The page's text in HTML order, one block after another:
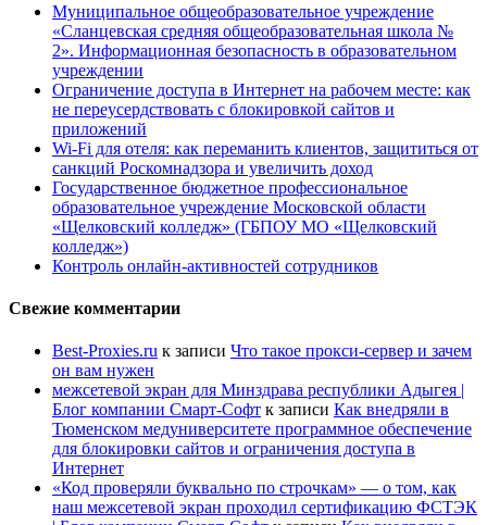
Муниципальное общеобразовательное учреждение
«Сланцевская средняя общеобразовательная школа №
2». Информационная безопасность в образовательном
учреждении
Ограничение доступа в Интернет на рабочем месте: как
не переусердствовать с блокировкой сайтов и
приложений
Wi-Fi для отеля: как переманить клиентов, защититься от
санкций Роскомнадзора и увеличить доход
Государственное бюджетное профессиональное
образовательное учреждение Московской области
«Щелковский колледж» (ГБПОУ МО «Щелковский
колледж»)
Контроль онлайн-активностей сотрудников
Свежие комментарии
Best-Proxies.ru к записи Что такое прокси-сервер и зачем
он вам нужен
межсетевой экран для Минздрава республики Адыгея |
Блог компании Смарт-Софт к записи Как внедряли в
Тюменском медуниверситете программное обеспечение
для блокировки сайтов и ограничения доступа в
Интернет
«Код проверяли буквально по строчкам» — о том, как
наш межсетевой экран проходил сертификацию ФСТЭК